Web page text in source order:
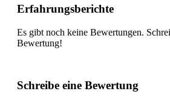
Erfahrungsberichte
Es gibt noch keine Bewertungen.
Bewertung!
Schreibe eine Bewertung